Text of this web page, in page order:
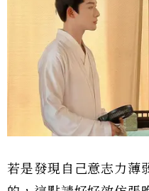
若是發現自己意志力薄